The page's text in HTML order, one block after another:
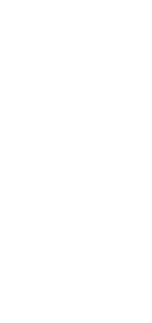
ส่วนภูมิภาคและส่ว